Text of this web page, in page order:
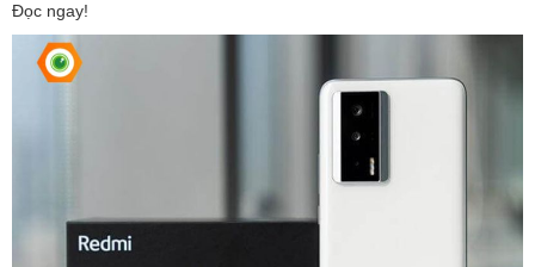
Đọc ngay!